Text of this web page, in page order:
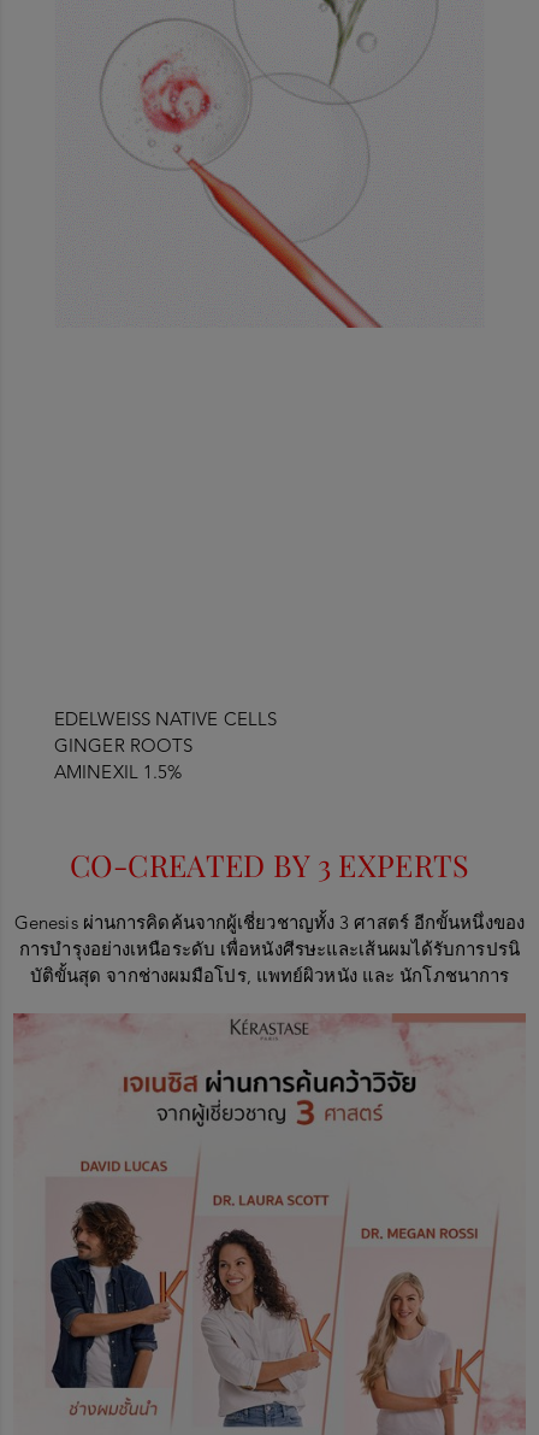
EDELWEISS NATIVE CELLS
GINGER ROOTS
AMINEXIL 1.5%
CO-CREATED BY 3 EXPERTS
Genesis ผ่านการคิดค้นจากผู้เชี่ยวชาญทั้ง 3 ศาสตร์ อีกขั้นหนึ่งของ
การบำรุงอย่างเหนือระดับ เพื่อหนังศีรษะและเส้นผมได้รับการปรนิ
บัติขั้นสุด จากช่างผมมือโปร, แพทย์ผิวหนัง และ นักโภชนาการ